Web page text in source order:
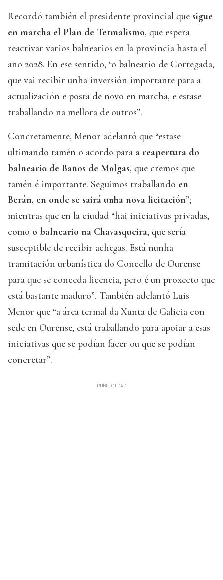
Recordó también el presidente provincial que sigue
en marcha el Plan de Termalismo, que espera
reactivar varios balnearios en la provincia hasta el
año 2028. En ese sentido, “o balneario de Cortegada,
que vai recibir unha inversión importante para a
actualización e posta de novo en marcha, e estase
traballando na mellora de outros”.
Concretamente, Menor adelantó que “estase
ultimando tamén o acordo para a reapertura do
balneario de Baños de Molgas, que cremos que
tamén é importante. Seguimos traballando en
Berán, en onde se sairá unha nova licitación”;
mientras que en la ciudad “hai iniciativas privadas,
como o balneario na Chavasqueira, que sería
susceptible de recibir achegas. Está nunha
tramitación urbanística do Concello de Ourense
para que se conceda licencia, pero é un proxecto que
está bastante maduro”. También adelantó Luis
Menor que “a área termal da Xunta de Galicia con
sede en Ourense, está traballando para apoiar a esas
iniciativas que se podían facer ou que se podían
concretar”.